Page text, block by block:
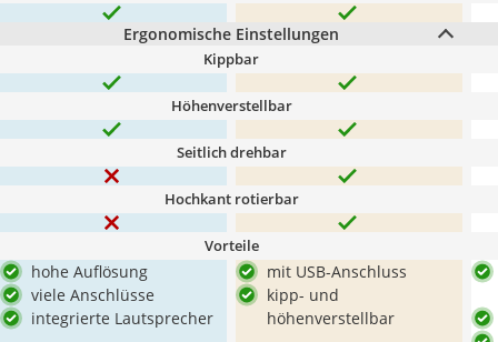
Ergonomische Einstellungen
Kippbar
Höhenverstellbar
Seitlich drehbar
Hochkant rotierbar
Vorteile
hohe Auflösung
viele Anschlüsse
integrierte Lautsprecher
mit USB-Anschluss
kipp- und
höhenverstellbar